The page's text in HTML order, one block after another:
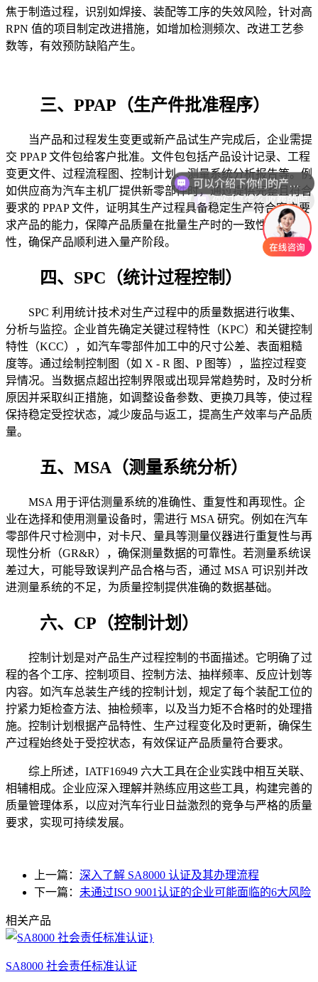
焦于制造过程，识别如焊接、装配等工序的失效风险，针对高
RPN 值的项目制定改进措施，如增加检测频次、改进工艺参
数等，有效预防缺陷产生。
三、PPAP（生产件批准程序）
当产品和过程发生变更或新产品试生产完成后，企业需提
交 PPAP 文件包给客户批准。文件包包括产品设计记录、工程
变更文件、过程流程图、控制计划、测量系统分析报告等。例
如供应商为汽车主机厂提供新零部件时，通过提供完整且符合
要求的 PPAP 文件，证明其生产过程具备稳定生产符合客户要
求产品的能力，保障产品质量在批量生产时的一致性与可靠
性，确保产品顺利进入量产阶段。
四、SPC（统计过程控制）
SPC 利用统计技术对生产过程中的质量数据进行收集、
分析与监控。企业首先确定关键过程特性（KPC）和关键控制
特性（KCC），如汽车零部件加工中的尺寸公差、表面粗糙
度等。通过绘制控制图（如 X - R 图、P 图等），监控过程变
异情况。当数据点超出控制界限或出现异常趋势时，及时分析
原因并采取纠正措施，如调整设备参数、更换刀具等，使过程
保持稳定受控状态，减少废品与返工，提高生产效率与产品质
量。
五、MSA（测量系统分析）
MSA 用于评估测量系统的准确性、重复性和再现性。企
业在选择和使用测量设备时，需进行 MSA 研究。例如在汽车
零部件尺寸检测中，对卡尺、量具等测量仪器进行重复性与再
现性分析（GR&R），确保测量数据的可靠性。若测量系统误
差过大，可能导致误判产品合格与否，通过 MSA 可识别并改
进测量系统的不足，为质量控制提供准确的数据基础。
六、CP（控制计划）
控制计划是对产品生产过程控制的书面描述。它明确了过
程的各个工序、控制项目、控制方法、抽样频率、反应计划等
内容。如汽车总装生产线的控制计划，规定了每个装配工位的
拧紧力矩检查方法、抽检频率，以及当力矩不合格时的处理措
施。控制计划根据产品特性、生产过程变化及时更新，确保生
产过程始终处于受控状态，有效保证产品质量符合要求。
综上所述，IATF16949 六大工具在企业实践中相互关联、
相辅相成。企业应深入理解并熟练应用这些工具，构建完善的
质量管理体系，以应对汽车行业日益激烈的竞争与严格的质量
要求，实现可持续发展。
上一篇： 深入了解 SA8000 认证及其办理流程
下一篇： 未通过ISO 9001认证的企业可能面临的6大风险
相关产品
SA8000 社会责任标准认证
可以介绍下你们的产品么
你们是怎么收费的呢